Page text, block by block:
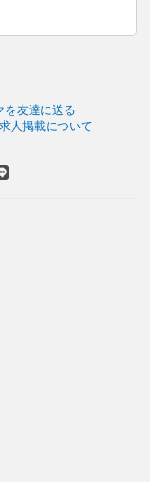
を友達に送る
求人掲載について